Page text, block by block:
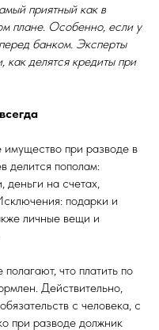
приятный как в
плане. Особенно, если у
банком. Эксперты
как делятся кредиты при
имущество при разводе в
делится пополам:
на счетах,
подарки и
личные вещи и
что платить по
Действительно,
с человека, с
при разводе должник